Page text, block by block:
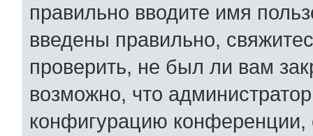
правильно вводите имя
введены правильно,
проверить, не был ли вам
возможно, что
конфигурацию конференции,